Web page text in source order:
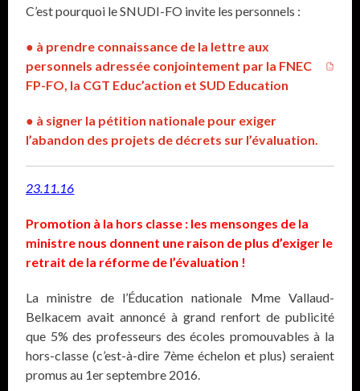
C’est pourquoi le SNUDI-FO invite les personnels :
● à prendre connaissance de la lettre aux
personnels adressée conjointement par la FNEC
FP-FO, la CGT Educ’action et SUD Education
● à signer la pétition nationale pour exiger
l’abandon des projets de décrets sur l’évaluation.
23.11.16
Promotion à la hors classe : les mensonges de la
ministre nous donnent une raison de plus d’exiger le
retrait de la réforme de l’évaluation !
La ministre de l’Éducation nationale Mme Vallaud-
Belkacem avait annoncé à grand renfort de publicité
que 5% des professeurs des écoles promouvables à la
hors-classe (c’est-à-dire 7ème échelon et plus) seraient
promus au 1er septembre 2016.